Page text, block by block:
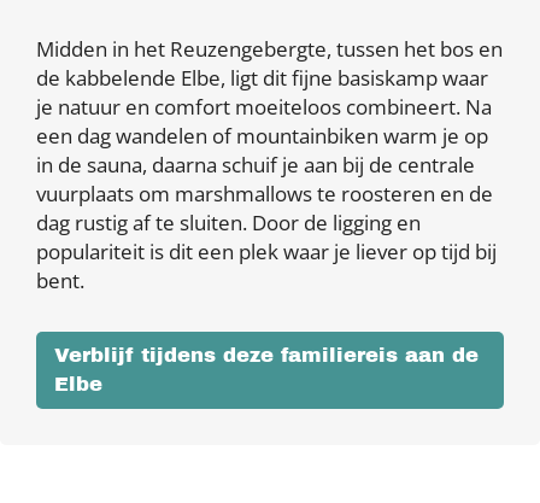
Midden in het Reuzengebergte, tussen het bos en
de kabbelende Elbe, ligt dit fijne basiskamp waar
je natuur en comfort moeiteloos combineert. Na
een dag wandelen of mountainbiken warm je op
in de sauna, daarna schuif je aan bij de centrale
vuurplaats om marshmallows te roosteren en de
dag rustig af te sluiten. Door de ligging en
populariteit is dit een plek waar je liever op tijd bij
bent.
Verblijf tijdens deze familiereis aan de
Elbe